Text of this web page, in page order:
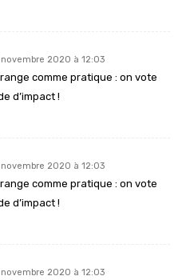
novembre 2020 à 12:03
comme pratique : on vote
d’impact !
novembre 2020 à 12:03
comme pratique : on vote
d’impact !
novembre 2020 à 12:03